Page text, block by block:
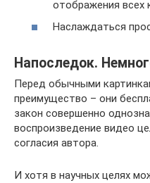
отображения всех
Наслаждаться
Напоследок.
Перед обычными
преимущество – они
закон совершенно
воспроизведение видео
согласия автора.
И хотя в научных целях